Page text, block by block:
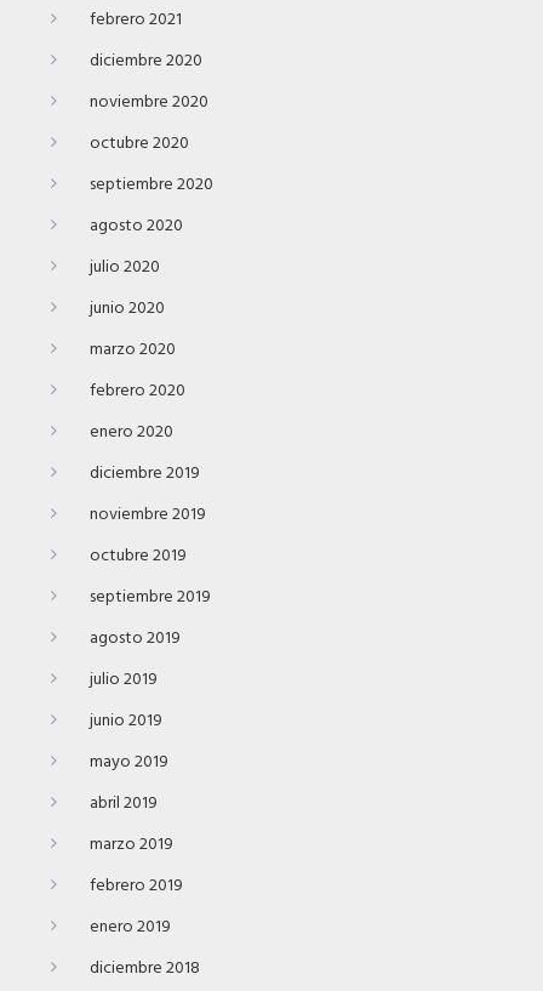
febrero 2021
diciembre 2020
noviembre 2020
octubre 2020
septiembre 2020
agosto 2020
julio 2020
junio 2020
marzo 2020
febrero 2020
enero 2020
diciembre 2019
noviembre 2019
octubre 2019
septiembre 2019
agosto 2019
julio 2019
junio 2019
mayo 2019
abril 2019
marzo 2019
febrero 2019
enero 2019
diciembre 2018